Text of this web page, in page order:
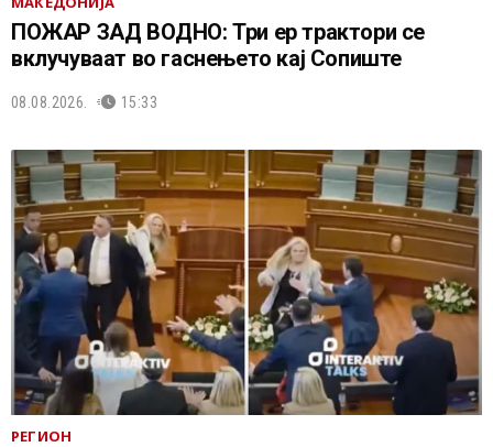
ПОЖАР ЗАД ВОДНО: Три ер трактори се
вклучуваат во гаснењето кај Сопиште
08.08.2026. 15:33
РЕГИОН